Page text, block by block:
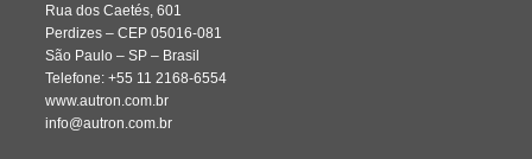
Rua dos Caetés, 601
Perdizes – CEP 05016-081
São Paulo – SP – Brasil
Telefone: +55 11 2168-6554
www.autron.com.br
info@autron.com.br